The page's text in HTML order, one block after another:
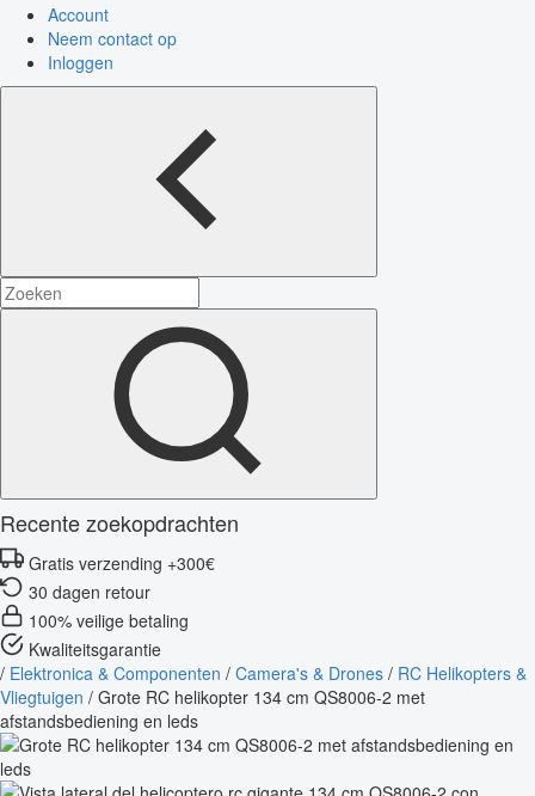
Account
Neem contact op
Inloggen
Recente zoekopdrachten
Gratis verzending +300€
30 dagen retour
100% veilige betaling
Kwaliteitsgarantie
/ Elektronica & Componenten / Camera's & Drones / RC Helikopters &
Vliegtuigen / Grote RC helikopter 134 cm QS8006-2 met
afstandsbediening en leds